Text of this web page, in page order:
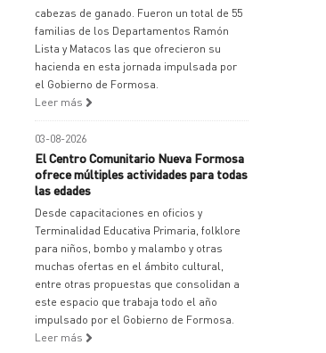
cabezas de ganado. Fueron un total de 55
familias de los Departamentos Ramón
Lista y Matacos las que ofrecieron su
hacienda en esta jornada impulsada por
el Gobierno de Formosa.
Leer más
03-08-2026
El Centro Comunitario Nueva Formosa
ofrece múltiples actividades para todas
las edades
Desde capacitaciones en oficios y
Terminalidad Educativa Primaria, folklore
para niños, bombo y malambo y otras
muchas ofertas en el ámbito cultural,
entre otras propuestas que consolidan a
este espacio que trabaja todo el año
impulsado por el Gobierno de Formosa.
Leer más